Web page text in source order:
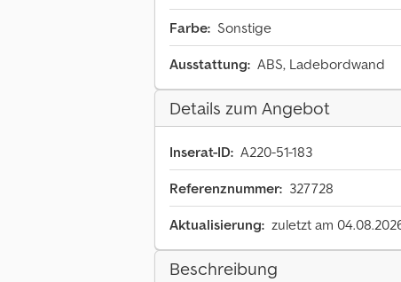
Farbe: Sonstige
Ausstattung: ABS, Ladebordwand
Details zum Angebot
Inserat-ID: A220-51-183
Referenznummer: 327728
Aktualisierung: zuletzt am
Beschreibung